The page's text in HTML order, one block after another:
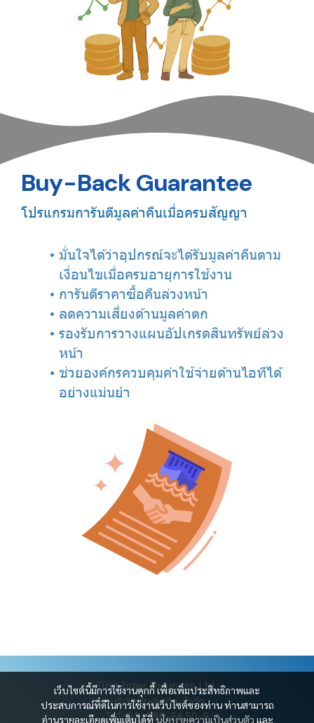
Buy-Back Guarantee
โปรแกรมการันตีมูลค่าคืนเมื่อครบสัญญา
มั่นใจได้ว่าอุปกรณ์จะได้รับมูลค่าคืนตาม
เงื่อนไขเมื่อครบอายุการใช้งาน
การันตีราคาซื้อคืนล่วงหน้า
ลดความเสี่ยงด้านมูลค่าตก
รองรับการวางแผนอัปเกรดสินทรัพย์ล่วง
หน้า
ช่วยองค์กรควบคุมค่าใช้จ่ายด้านไอทีได้
อย่างแม่นยำ
เว็บไซต์นี้มีการใช้งานคุกกี้ เพื่อเพิ่มประสิทธิภาพและ
ประสบการณ์ที่ดีในการใช้งานเว็บไซต์ของท่าน ท่านสามารถ
อ่านรายละเอียดเพิ่มเติมได้ที่นโยบายความเป็นส่วนตัว และ
First Inter Business Ltd.
บริษัท สหธุรกิจ จำกัด
Tel: 02-280-5650-9